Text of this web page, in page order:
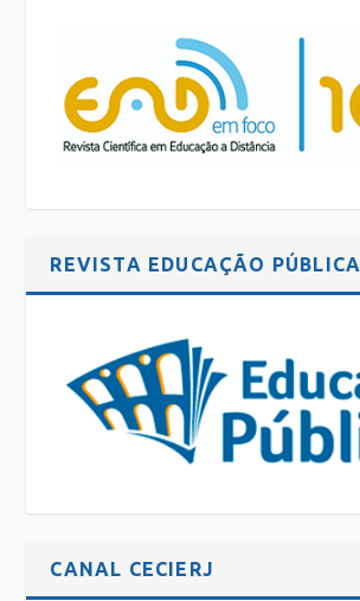
REVISTA EDUCAÇÃO PÚBLICA
CANAL CECIERJ